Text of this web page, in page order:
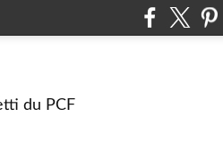
du PCF